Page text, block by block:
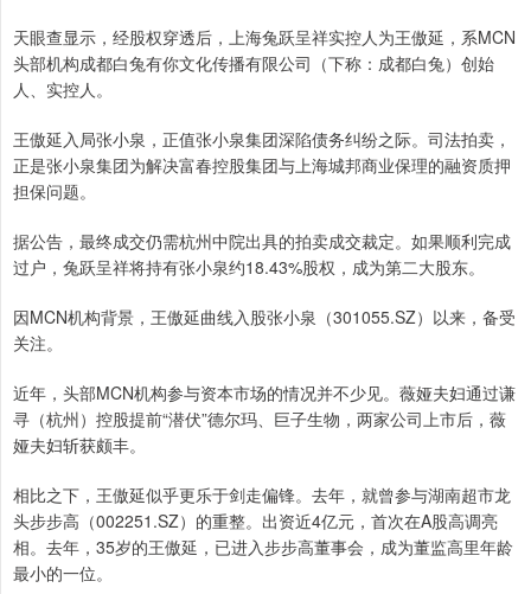
天眼查显示，经股权穿透后，上海兔跃呈祥实控人为王傲延，系MCN
头部机构成都白兔有你文化传播有限公司（下称：成都白兔）创始
人、实控人。
王傲延入局张小泉，正值张小泉集团深陷债务纠纷之际。司法拍卖，
正是张小泉集团为解决富春控股集团与上海城邦商业保理的融资质押
担保问题。
据公告，最终成交仍需杭州中院出具的拍卖成交裁定。如果顺利完成
过户，兔跃呈祥将持有张小泉约18.43%股权，成为第二大股东。
因MCN机构背景，王傲延曲线入股张小泉（301055.SZ）以来，备受
关注。
近年，头部MCN机构参与资本市场的情况并不少见。薇娅夫妇通过谦
寻（杭州）控股提前“潜伏”德尔玛、巨子生物，两家公司上市后，薇
娅夫妇斩获颇丰。
相比之下，王傲延似乎更乐于剑走偏锋。去年，就曾参与湖南超市龙
头步步高（002251.SZ）的重整。出资近4亿元，首次在A股高调亮
相。去年，35岁的王傲延，已进入步步高董事会，成为董监高里年龄
最小的一位。